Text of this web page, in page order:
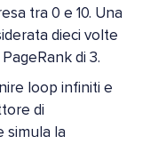
tra 0 e 10. Una
dieci volte
di 3.
loop infiniti e
di
simula la